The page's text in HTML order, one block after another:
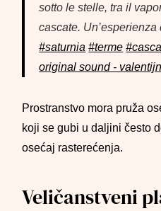
sotto le stelle, tra il
cascate.
#saturnia #terme
original sound - valentijn
Prostranstvo mora pruža
koji se gubi u daljini često
osećaj rasterećenja.
Veličanstveni